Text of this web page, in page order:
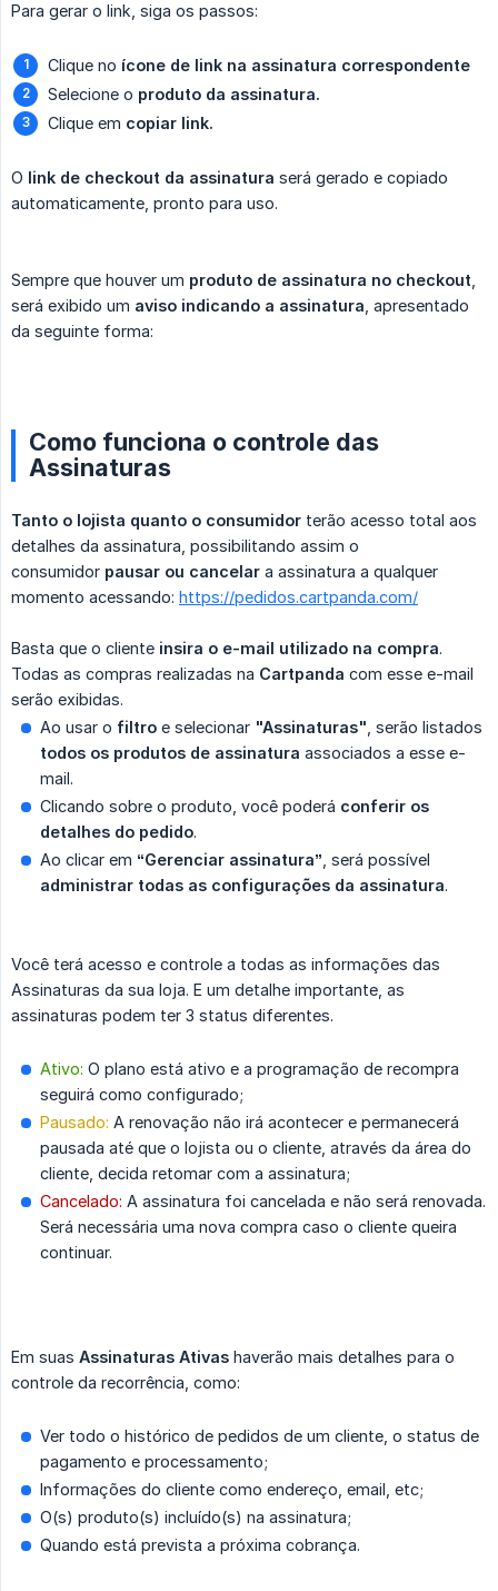
Para gerar o link, siga os passos:
Clique no ícone de link na assinatura correspondente
Selecione o produto da assinatura.
Clique em copiar link.
O link de checkout da assinatura será gerado e copiado
automaticamente, pronto para uso.
Sempre que houver um produto de assinatura no checkout
será exibido um aviso indicando a assinatura , apresentado
da seguinte forma:
Como funciona o controle das
Assinaturas
Tanto o lojista quanto o consumidor terão acesso total aos
detalhes da assinatura, possibilitando assim o
consumidor pausar ou cancelar a assinatura a qualquer
momento acessando: https://pedidos.cartpanda.com/
Basta que o cliente insira o e-mail utilizado na compra.
Todas as compras realizadas na Cartpanda com esse e-mail
serão exibidas.
Ao usar o filtro e selecionar "Assinaturas" , serão listados
todos os produtos de assinatura associados a esse e-
mail.
Clicando sobre o produto, você poderá conferir os
detalhes do pedido.
Ao clicar em “Gerenciar assinatura” , será possível
administrar todas as configurações da assinatura.
Você terá acesso e controle a todas as informações das
Assinaturas da sua loja. E um detalhe importante, as
assinaturas podem ter 3 status diferentes.
Ativo: O plano está ativo e a programação de recompra
seguirá como configurado;
Pausado: A renovação não irá acontecer e permanecerá
pausada até que o lojista ou o cliente, através da área do
cliente, decida retomar com a assinatura;
Cancelado: A assinatura foi cancelada e não será renovada.
Será necessária uma nova compra caso o cliente queira
continuar.
Em suas Assinaturas Ativas haverão mais detalhes para o
controle da recorrência, como:
Ver todo o histórico de pedidos de um cliente, o status de
pagamento e processamento;
Informações do cliente como endereço, email, etc;
O(s) produto(s) incluído(s) na assinatura;
Quando está prevista a próxima cobrança.